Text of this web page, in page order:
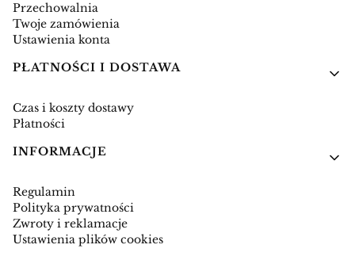
Przechowalnia
Twoje zamówienia
Ustawienia konta
PŁATNOŚCI I DOSTAWA
Czas i koszty dostawy
Płatności
INFORMACJE
Regulamin
Polityka prywatności
Zwroty i reklamacje
Ustawienia plików cookies